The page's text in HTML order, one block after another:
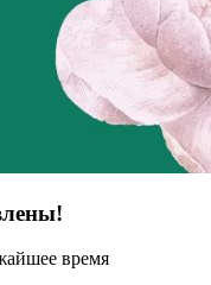
время